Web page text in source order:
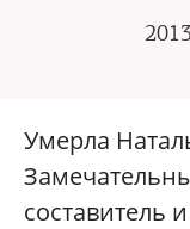
Умерла
составитель